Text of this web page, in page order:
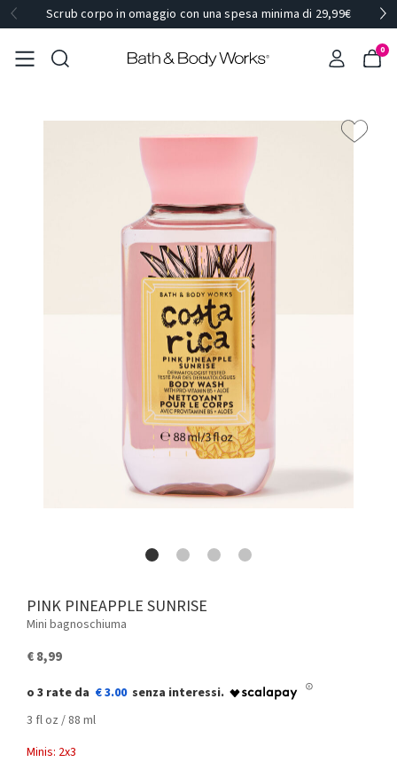
Scrub corpo in omaggio con una spesa minima di 29,99€
0
PINK PINEAPPLE SUNRISE
Mini bagnoschiuma
€ 8,99
€ 3.00
3 fl oz / 88 ml
Minis: 2x3